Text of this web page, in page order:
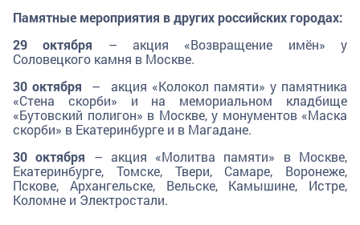
Памятные мероприятия в других российских городах:
29 октября – акция «Возвращение имён» у
Соловецкого камня в Москве.
30 октября
– акция «Колокол памяти» у памятника
«Стена скорби» и на мемориальном кладбище
«Бутовский полигон» в Москве, у монументов «Маска
скорби» в Екатеринбурге и в Магадане.
30 октября – акция «Молитва памяти» в Москве,
Екатеринбурге, Томске, Твери, Самаре, Воронеже,
Пскове, Архангельске, Вельске, Камышине, Истре,
Коломне и Электростали.